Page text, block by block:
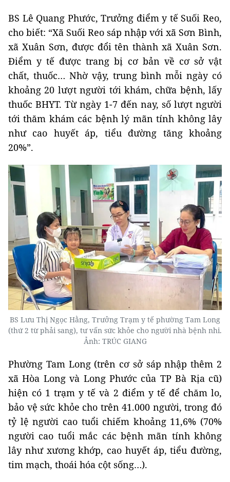
BS Lê Quang Phước, Trưởng điểm y tế Suối Reo,
cho biết: “Xã Suối Reo sáp nhập với xã Sơn Bình,
xã Xuân Sơn, được đổi tên thành xã Xuân Sơn.
Điểm y tế được trang bị cơ bản về cơ sở vật
chất, thuốc… Nhờ vậy, trung bình mỗi ngày có
khoảng 20 lượt người tới khám, chữa bệnh, lấy
thuốc BHYT. Từ ngày 1-7 đến nay, số lượt người
tới thăm khám các bệnh lý mãn tính không lây
như cao huyết áp, tiểu đường tăng khoảng
20%”.
BS Lưu Thị Ngọc Hằng, Trưởng Trạm y tế phường Tam Long
(thứ 2 từ phải sang), tư vấn sức khỏe cho người nhà bệnh nhi.
Ảnh: TRÚC GIANG
Phường Tam Long (trên cơ sở sáp nhập thêm 2
xã Hòa Long và Long Phước của TP Bà Rịa cũ)
hiện có 1 trạm y tế và 2 điểm y tế để chăm lo,
bảo vệ sức khỏe cho trên 41.000 người, trong đó
tỷ lệ người cao tuổi chiếm khoảng 11,6% (70%
người cao tuổi mắc các bệnh mãn tính không
lây như xương khớp, cao huyết áp, tiểu đường,
tim mạch, thoái hóa cột sống…).